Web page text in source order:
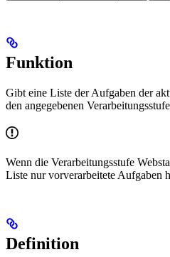
Funktion
Gibt eine Liste der Aufgaben der
den angegebenen
Wenn die Verarbeitungsstufe
Liste nur vorverarbeitete Aufgaben
Definition